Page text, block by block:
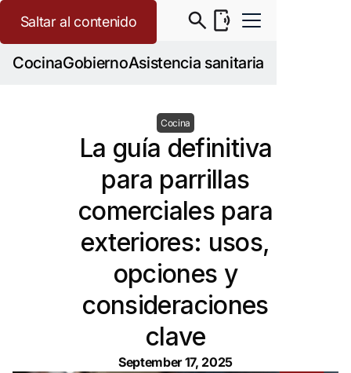
CocinaGobiernoAsistencia sanitaria
Saltar al contenido
Cocina
La guía definitiva
para parrillas
comerciales para
exteriores: usos,
opciones y
consideraciones
clave
September 17, 2025